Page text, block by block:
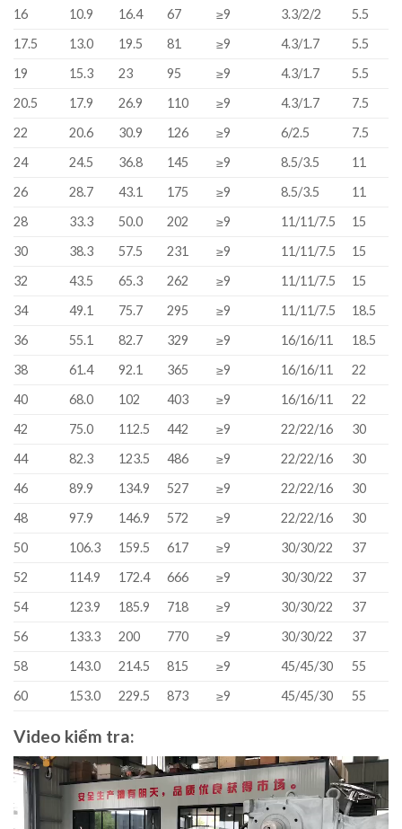
16 10.9 16.4 67 ≥9 3.3/2/2
5.5
17.5
13.0 19.5 81 ≥9 4.3/1.7
5.5
19
15.3 23 95 ≥9 4.3/1.7
5.5
20.5
17.9 26.9 110 ≥9 4.3/1.7
7.5
22
20.6 30.9 126 ≥9 6/2.5
7.5
24
24.5 36.8 145 ≥9 8.5/3.5
11
26
28.7 43.1 175 ≥9 8.5/3.5
11
28
33.3 50.0 202 ≥9 11/11/7.5
15
30
38.3 57.5 231 ≥9 11/11/7.5
15
32
43.5 65.3 262 ≥9 11/11/7.5
15
34
49.1 75.7 295 ≥9 11/11/7.5
18.5
36
55.1 82.7 329 ≥9 16/16/11
18.5
38
61.4 92.1 365 ≥9 16/16/11
22
40
68.0 102 403 ≥9 16/16/11
22
42
75.0 112.5 442 ≥9 22/22/16
30
44
82.3 123.5 486 ≥9 22/22/16
30
46
89.9 134.9 527 ≥9 22/22/16
30
48
97.9 146.9 572 ≥9 22/22/16
30
50
106.3 159.5 617 ≥9 30/30/22
37
52
114.9 172.4 666 ≥9 30/30/22
37
54
123.9 185.9 718 ≥9 30/30/22
37
56
133.3 200 770 ≥9 30/30/22
37
58
143.0 214.5 815 ≥9 45/45/30
55
60
153.0 229.5 873 ≥9 45/45/30 55
Video kiểm tra:
Video
Player